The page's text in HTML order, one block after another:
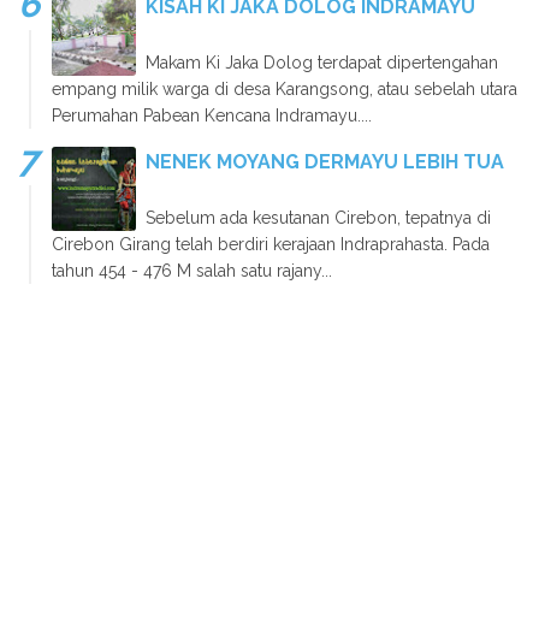
KISAH KI JAKA DOLOG INDRAMAYU
Makam Ki Jaka Dolog terdapat dipertengahan
empang milik warga di desa Karangsong, atau sebelah utara
Perumahan Pabean Kencana Indramayu....
NENEK MOYANG DERMAYU LEBIH TUA
Sebelum ada kesutanan Cirebon, tepatnya di
Cirebon Girang telah berdiri kerajaan Indraprahasta. Pada
tahun 454 - 476 M salah satu rajany...